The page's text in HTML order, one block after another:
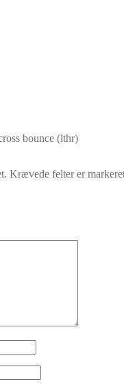
bounce (lthr)
Krævede felter er